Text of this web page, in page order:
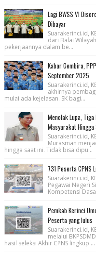
Lagi BWSS VI
Dibayar
Suarakerinci.id,
dari Balai
pekerjaannya dalam be...
Kabar Gembira,
September 2025
Suarakerinci.id,
akhirnya
mulai ada kejelasan. SK bagi...
Menolak Lupa,
Masyarakat
Suarakerinci.id,
Murasman
hingga saat ini. Tidak bisa dipu...
731 Peserta CPNS
Suarakerinci.id,
Pegawai Negeri
Kompetensi
Pemkab Kerinci
Peserta yang lulus
Suarakerinci.id,
melalui
hasil seleksi Akhir CPNS lingkup ...